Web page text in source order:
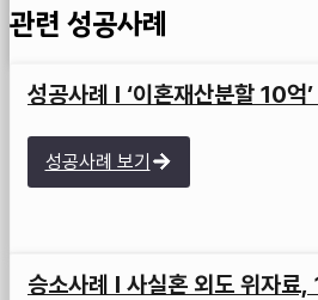
관련 성공사례
성공사례 I ‘이혼재산분할 10억
성공사례 보기
승소사례 I 사실혼 외도 위자료